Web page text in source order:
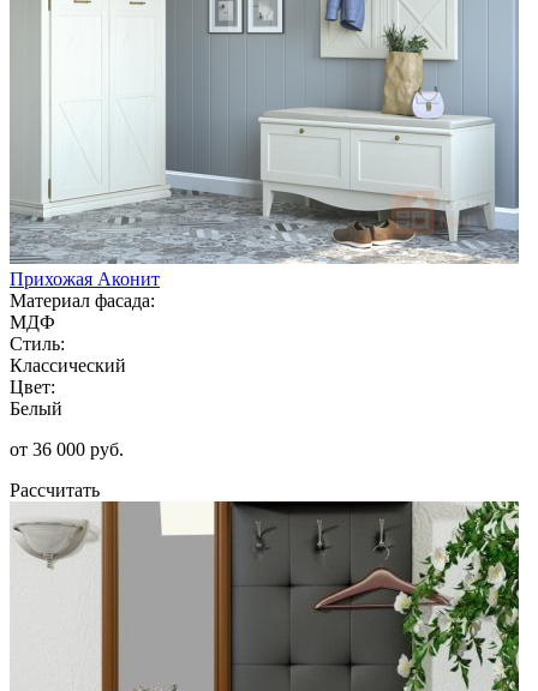
Прихожая Аконит
Материал фасада:
МДФ
Стиль:
Классический
Цвет:
Белый
от 36 000 руб.
Рассчитать